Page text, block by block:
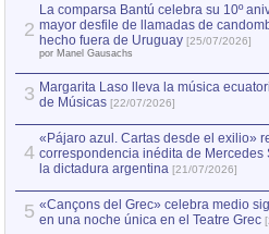
2
La comparsa Bantú celebra su 10º
mayor desfile de llamadas de
hecho fuera de Uruguay [25/07/2026]
por Manel Gausachs
3 Margarita Laso lleva la música
de Músicas [22/07/2026]
4
«Pájaro azul. Cartas desde el exilio»
correspondencia inédita de Mercedes
la dictadura argentina [21/07/2026]
5 «Cançons del Grec» celebra medio
en una noche única en el Teatre Grec